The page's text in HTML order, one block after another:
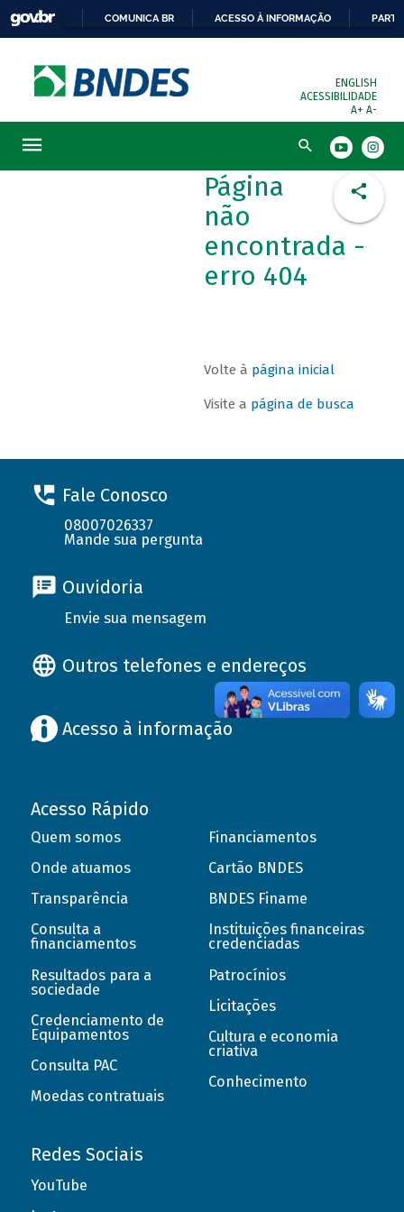
COMUNICA BR ACESSO À INFORMAÇÃO
ENGLISH
ACESSIBILIDADE
A+ A-
Busca
Página
não
encontrada -
erro 404
Volte à página inicial
Visite a página de busca
Fale Conosco
08007026337
Mande sua pergunta
Ouvidoria
Envie sua mensagem
Outros telefones e endereços
Acesso à informação
Acesso Rápido
Quem somos
Onde atuamos
Transparência
Consulta a
financiamentos
Resultados para a
sociedade
Credenciamento de
Equipamentos
Consulta PAC
Moedas contratuais
Financiamentos
Cartão BNDES
BNDES Finame
Instituições financeiras
credenciadas
Patrocínios
Licitações
Cultura e economia
criativa
Conhecimento
Redes Sociais
YouTube